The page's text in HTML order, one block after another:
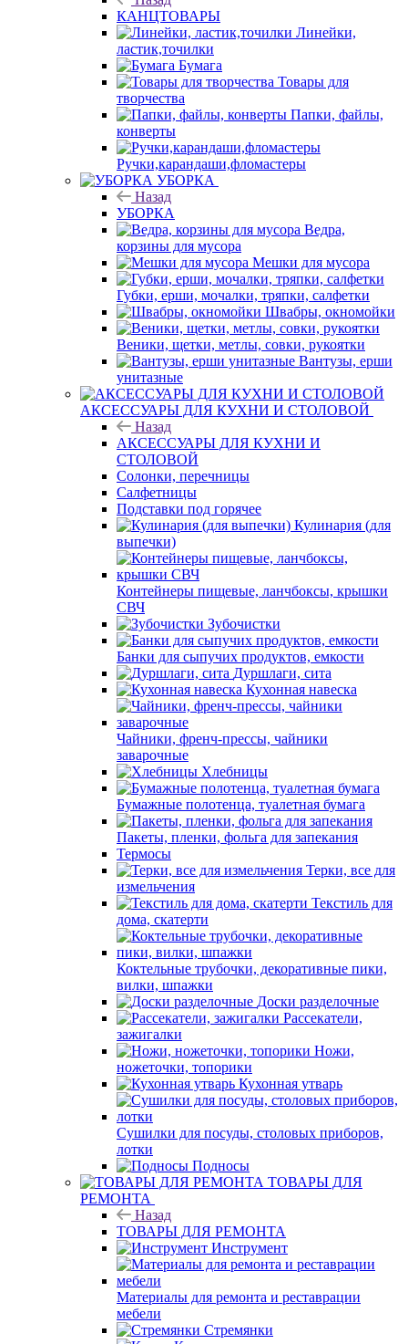
КАНЦТОВАРЫ
Линейки,
ластик,точилки
Бумага
Товары для
творчества
Папки, файлы,
конверты
Ручки,карандаши,фломастеры
УБОРКА
Назад
УБОРКА
Ведра,
корзины для мусора
Мешки для мусора
Губки, ерши, мочалки, тряпки, салфетки
Швабры, окномойки
Веники, щетки, метлы, совки, рукоятки
Вантузы, ерши
унитазные
АКСЕССУАРЫ ДЛЯ КУХНИ И СТОЛОВОЙ
Назад
АКСЕССУАРЫ ДЛЯ КУХНИ И
СТОЛОВОЙ
Солонки, перечницы
Салфетницы
Подставки под горячее
Кулинария (для
выпечки)
Контейнеры пищевые, ланчбоксы, крышки
СВЧ
Зубочистки
Банки для сыпучих продуктов, емкости
Дуршлаги, сита
Кухонная навеска
Чайники, френч-прессы, чайники
заварочные
Хлебницы
Бумажные полотенца, туалетная бумага
Пакеты, пленки, фольга для запекания
Термосы
Терки, все для
измельчения
Текстиль для
дома, скатерти
Коктельные трубочки, декоративные пики,
вилки, шпажки
Доски разделочные
Рассекатели,
зажигалки
Ножи,
ножеточки, топорики
Кухонная утварь
Сушилки для посуды, столовых приборов,
лотки
Подносы
ТОВАРЫ ДЛЯ
РЕМОНТА
Назад
ТОВАРЫ ДЛЯ РЕМОНТА
Инструмент
Материалы для ремонта и реставрации
мебели
Стремянки